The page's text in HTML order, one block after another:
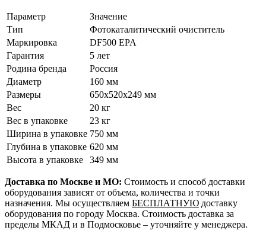
Параметр
Значение
Тип
Фотокаталитический очиститель
Маркировка
DF500 EPA
Гарантия
5 лет
Родина бренда
Россия
Диаметр
160 мм
Размеры
650x520x249 мм
Вес
20 кг
Вес в упаковке
23 кг
Ширина в упаковке 750 мм
Глубина в упаковке 620 мм
Высота в упаковке
349 мм
Доставка по Москве и МО: Стоимость и способ доставки
оборудования зависят от объема, количества и точки
назначения. Мы осуществляем БЕСПЛАТНУЮ доставку
оборудования по городу Москва. Стоимость доставка за
пределы МКАД и в Подмосковье – уточняйте у менеджера.